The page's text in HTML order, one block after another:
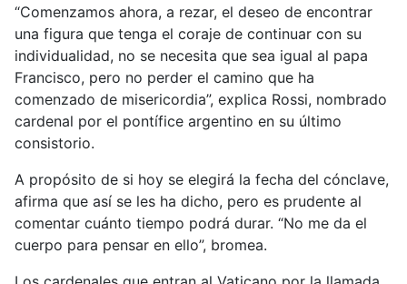
“Comenzamos ahora, a rezar, el deseo de encontrar
una figura que tenga el coraje de continuar con su
individualidad, no se necesita que sea igual al papa
Francisco, pero no perder el camino que ha
comenzado de misericordia”, explica Rossi, nombrado
cardenal por el pontífice argentino en su último
consistorio.
A propósito de si hoy se elegirá la fecha del cónclave,
afirma que así se les ha dicho, pero es prudente al
comentar cuánto tiempo podrá durar. “No me da el
cuerpo para pensar en ello”, bromea.